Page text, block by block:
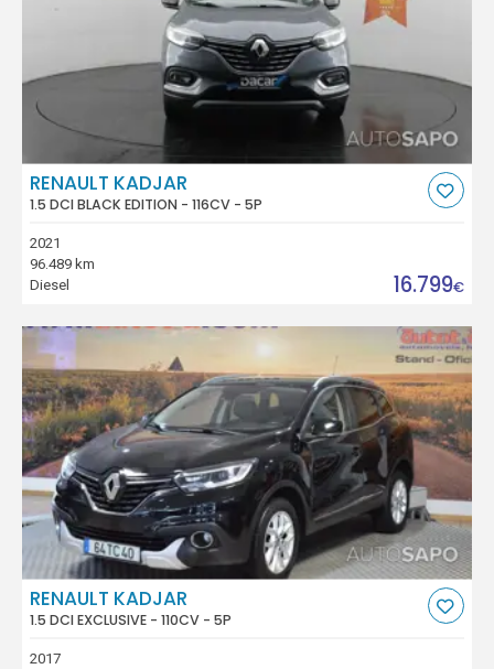
RENAULT KADJAR
1.5 DCI BLACK EDITION - 116CV - 5P
2021
96.489 km
Diesel
16.799€
RENAULT KADJAR
1.5 DCI EXCLUSIVE - 110CV - 5P
2017